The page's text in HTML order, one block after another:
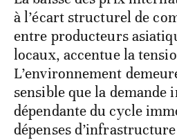
à l’écart structurel de
entre producteurs
locaux, accentue la
L’environnement
sensible que la demande
dépendante du cycle
dépenses